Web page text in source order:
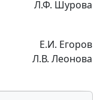
Л.Ф. Шурова
Е.И. Егоров
Л.В. Леонова